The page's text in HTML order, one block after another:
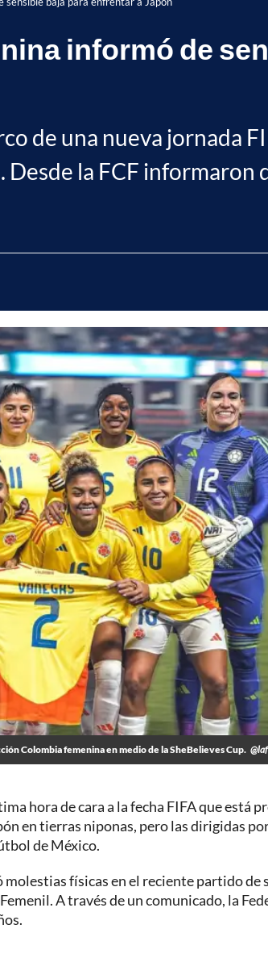
informó de
de una nueva jornada
la FCF informaron
Colombia femenina en medio de la SheBelieves Cup.
hora de cara a la fecha FIFA que está
en tierras niponas, pero las dirigidas
de México.
físicas en el reciente partido de
A través de un comunicado, la